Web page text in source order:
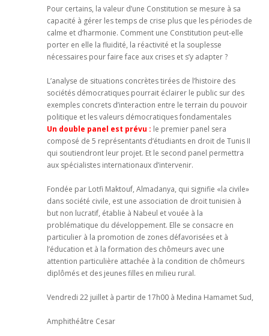
Pour certains, la valeur d’une Constitution se mesure à sa
capacité à gérer les temps de crise plus que les périodes de
calme et d’harmonie. Comment une Constitution peut-elle
porter en elle la fluidité, la réactivité et la souplesse
nécessaires pour faire face aux crises et s’y adapter ?
L’analyse de situations concrètes tirées de l’histoire des
sociétés démocratiques pourrait éclairer le public sur des
exemples concrets d’interaction entre le terrain du pouvoir
politique et les valeurs démocratiques fondamentales
Un double panel est prévu : le premier panel sera
composé de 5 représentants d’étudiants en droit de Tunis II
qui soutiendront leur projet. Et le second panel permettra
aux spécialistes internationaux d’intervenir.
Fondée par Lotfi Maktouf, Almadanya, qui signifie «la civile»
dans société civile, est une association de droit tunisien à
but non lucratif, établie à Nabeul et vouée à la
problématique du développement. Elle se consacre en
particulier à la promotion de zones défavorisées et à
l’éducation et à la formation des chômeurs avec une
attention particulière attachée à la condition de chômeurs
diplômés et des jeunes filles en milieu rural.
Vendredi 22 juillet à partir de 17h00 à Medina Hamamet Sud,
Amphithéâtre Cesar